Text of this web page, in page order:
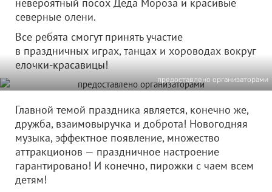
северные олени.
Все ребята смогут принять участие
в праздничных играх, танцах и хороводах вокруг
елочки-красавицы!
предоставлено организаторами
Главной темой праздника является, конечно же,
дружба, взаимовыручка и доброта! Новогодняя
музыка, эффектное появление, множество
аттракционов — праздничное настроение
гарантировано! И конечно, пирожки с чаем всем
детям!